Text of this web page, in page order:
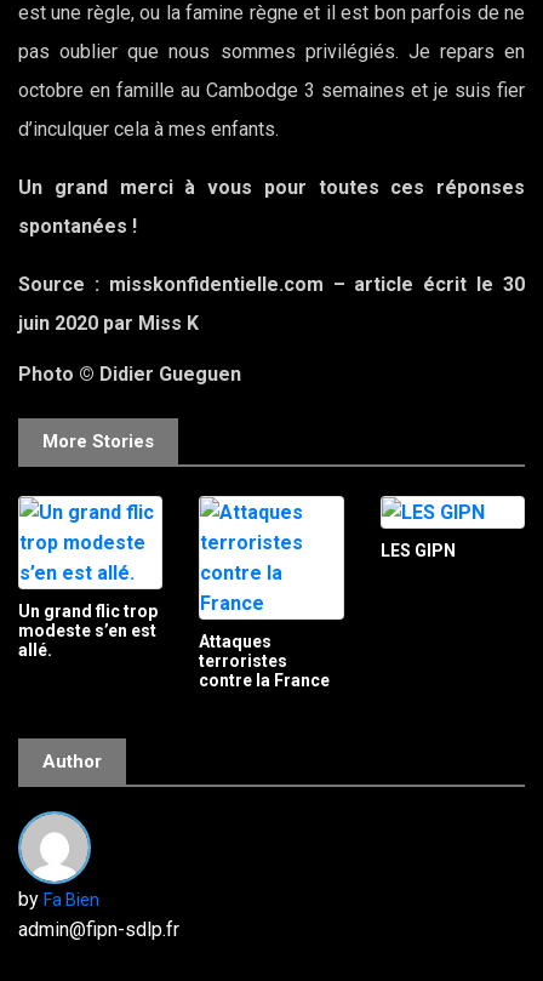
est une règle, ou la famine règne et il est bon parfois de ne
pas oublier que nous sommes privilégiés. Je repars en
octobre en famille au Cambodge 3 semaines et je suis fier
d’inculquer cela à mes enfants.
Un grand merci à vous pour toutes ces réponses
spontanées !
Source : misskonfidentielle.com – article écrit le 30
juin 2020 par Miss K
Photo © Didier Gueguen
More Stories
Un grand flic trop
modeste s’en est
allé.
Attaques
terroristes
contre la France
LES GIPN
Author
by Fa Bien
admin@fipn-sdlp.fr